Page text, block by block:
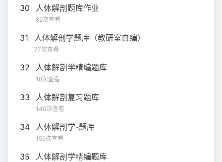
30 人体解剖题库作业
82次查看
31 人体解剖学题库（教研室自编）
77次查看
32 人体解剖学精编题库
18次查看
33 人体解剖复习题库
140次查看
34 人体解剖学-题库
159次查看
35 人体解剖学精编题库